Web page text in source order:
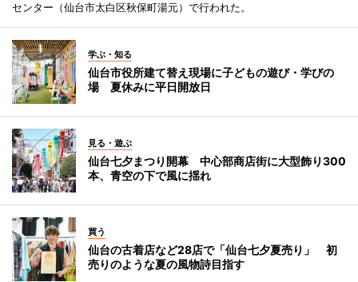
センター（仙台市太白区秋保町湯元）で行われた。
学ぶ・知る
仙台市役所建て替え現場に子どもの遊び・学びの
場 夏休みに平日開放日
見る・遊ぶ
仙台七夕まつり開幕 中心部商店街に大型飾り300
本、青空の下で風に揺れ
買う
仙台の古着店など28店で「仙台七夕夏売り」 初
売りのような夏の風物詩目指す